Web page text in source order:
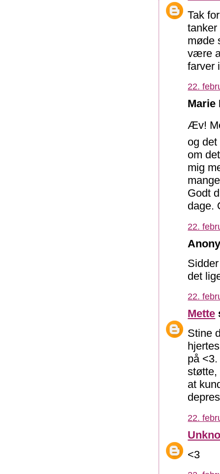
Tak
tanker
møde
være
farver
22.
Marie
Æv!
og
om
mig
Godt
dage.
22.
det
22.
Mette
Stine
på
støtte,
at
22.
<3